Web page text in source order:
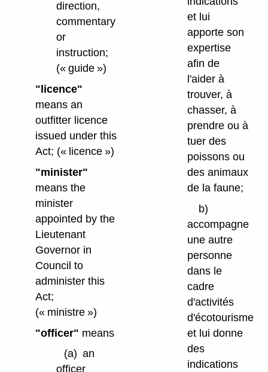
direction,
commentary
or
instruction;
(« guide »)
"licence"
means an
outfitter licence
issued under this
Act; (« licence »)
"minister"
means the
minister
appointed by the
Lieutenant
Governor in
Council to
administer this
Act;
(« ministre »)
"officer" means
(a) an
officer
et lui
apporte son
expertise
afin de
l'aider à
trouver, à
chasser, à
prendre ou à
tuer des
poissons ou
des animaux
de la faune;
b)
accompagne
une autre
personne
dans le
cadre
d'activités
d'écotourisme
et lui donne
des
indications